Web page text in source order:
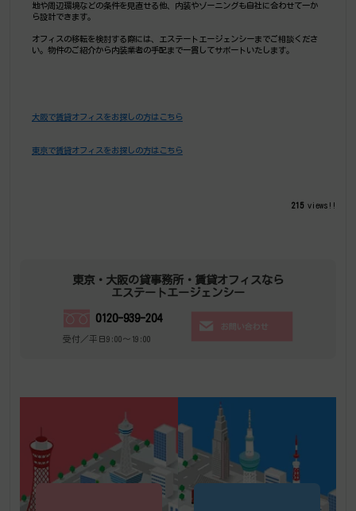
地や周辺環境などの条件を見直せる他、内装やゾーニングも自社に合わせて一か
ら設計できます。
オフィスの移転を検討する際には、エステートエージェンシーまでご相談くださ
い。物件のご紹介から内装業者の手配まで一貫してサポートいたします。
大阪で賃貸オフィスをお探しの方はこちら
東京で賃貸オフィスをお探しの方はこちら
215views!!
東京・大阪の貸事務所・賃貸オフィスなら
エステートエージェンシー
0120-939-204
受付／平日9:00～19:00